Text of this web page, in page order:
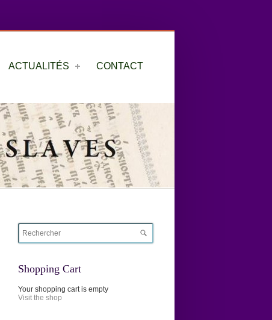
ACTUALITÉS CONTACT
Shopping Cart
Your shopping cart is empty
Visit the shop